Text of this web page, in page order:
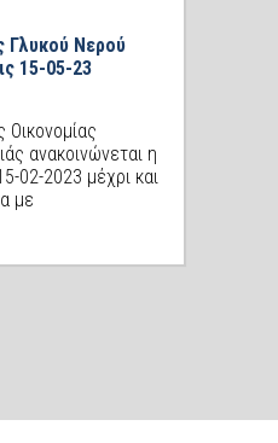
Γλυκού Νερού
15-05-23
ανακοινώνεται η
02-2023 μέχρι και
με